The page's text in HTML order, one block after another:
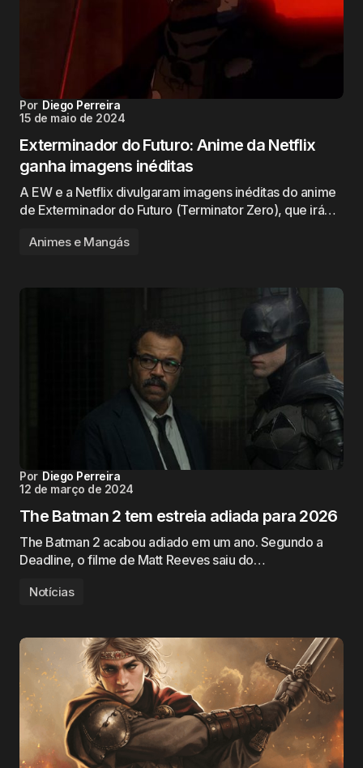
Por Diego Perreira
15 de maio de 2024
Exterminador do Futuro: Anime da Netflix
ganha imagens inéditas
A EW e a Netflix divulgaram imagens inéditas do anime
de Exterminador do Futuro (Terminator Zero), que irá…
Animes e Mangás
Por Diego Perreira
12 de março de 2024
The Batman 2 tem estreia adiada para 2026
The Batman 2 acabou adiado em um ano. Segundo a
Deadline, o filme de Matt Reeves saiu do…
Notícias